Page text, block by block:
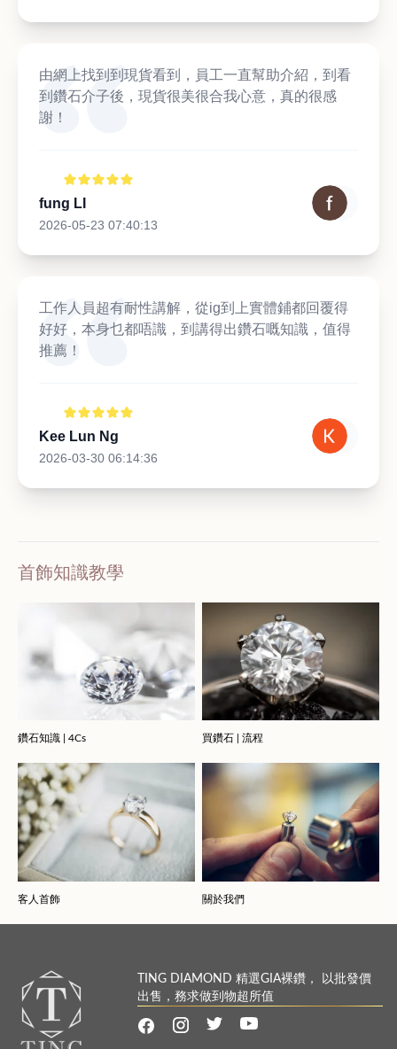
由網上找到到現貨看到，員工一直幫助介紹，到看
到鑽石介子後，現貨很美很合我心意，真的很感
謝！
fung LI
2026-05-23 07:40:13
工作人員超有耐性講解，從ig到上實體鋪都回覆得
好好，本身乜都唔識，到講得出鑽石嘅知識，值得
推薦！
Kee Lun Ng
2026-03-30 06:14:36
首飾知識教學
鑽石知識 | 4Cs 買鑽石 | 流程
客人首飾 關於我們
TING DIAMOND 精選GIA裸鑽， 以批發價
出售，務求做到物超所值